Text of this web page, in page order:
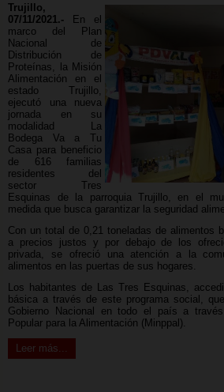
Trujillo,
07/11/2021.- En el
marco del Plan
Nacional de
Distribución de
Proteínas, la Misión
Alimentación en el
estado Trujillo,
ejecutó una nueva
jornada en su
modalidad La
Bodega Va a Tu
Casa para beneficio
de 616 familias
residentes del
sector Tres
Esquinas de la parroquia Trujillo, en el
medida que busca garantizar la seguridad
Con un total de 0,21 toneladas de alimentos
a precios justos y por debajo de los
privada, se ofreció una atención a la
alimentos en las puertas de sus hogares.
Los habitantes de Las Tres Esquinas,
básica a través de este programa social,
Gobierno Nacional en todo el país a
Popular para la Alimentación (Minppal).
Leer más...